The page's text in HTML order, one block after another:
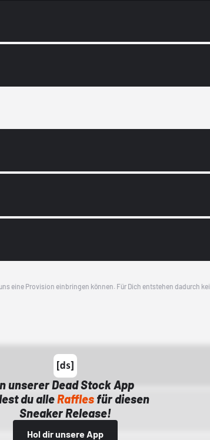
eine Provision einbringen können. Für Dich entstehen dadurch
unserer Dead Stock App
du alleRaffles für diesen
Sneaker Release!
Hol dir unsere App